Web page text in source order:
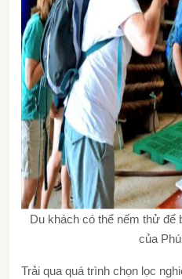
Du khách có thể nếm thử
của
Trải qua quá trình chọn lọc